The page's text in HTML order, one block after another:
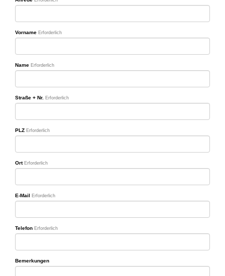
Vorname Erforderlich
Name Erforderlich
Straße + Nr. Erforderlich
PLZ Erforderlich
Ort Erforderlich
E-Mail Erforderlich
Telefon Erforderlich
Bemerkungen